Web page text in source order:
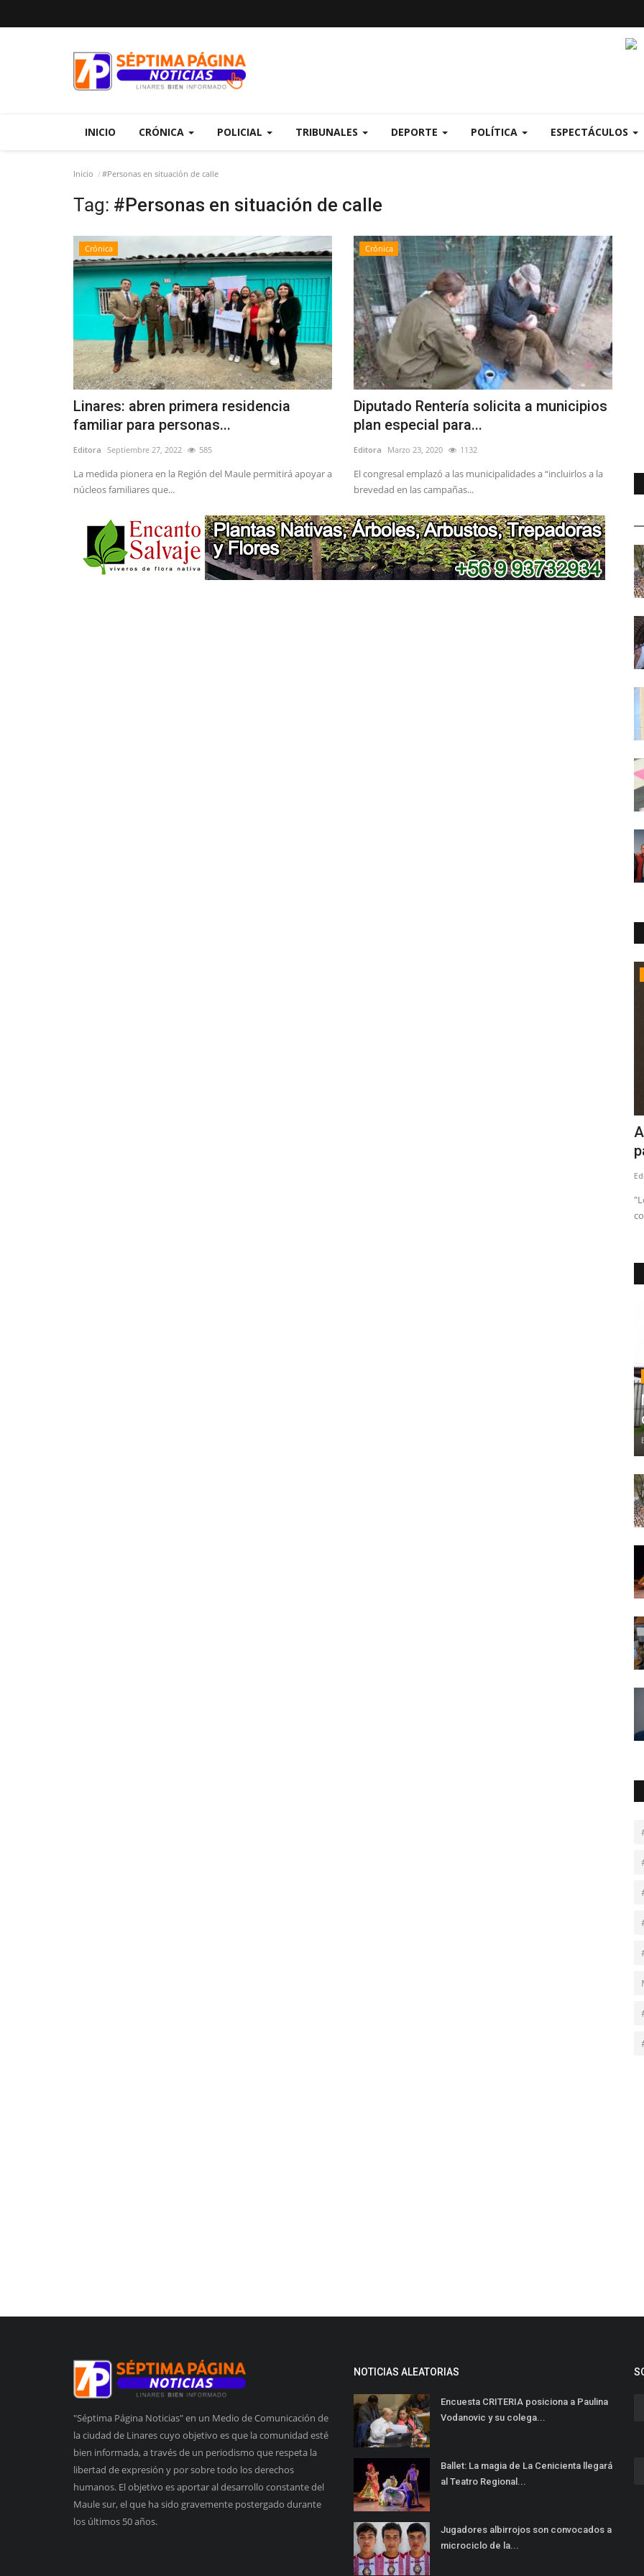
INICIO CRÓNICA POLICIAL TRIBUNALES DEPORTE POLÍTICA ESPECTÁCULOS
Inicio #Personas en situación de calle
Tag: #Personas en situación de calle
Crónica
Linares: abren primera residencia
familiar para personas...
Editora Septiembre 27, 2022 585
La medida pionera en la Región del Maule permitirá apoyar a
núcleos familiares que...
Crónica
Diputado Rentería solicita a municipios
plan especial para...
Editora Marzo 23, 2020 1132
El congresal emplazó a las municipalidades a “incluirlos a la
brevedad en las campañas...
"Séptima Página Noticias" en un Medio de Comunicación de
la ciudad de Linares cuyo objetivo es que la comunidad esté
bien informada, a través de un periodismo que respeta la
libertad de expresión y por sobre todo los derechos
humanos. El objetivo es aportar al desarrollo constante del
Maule sur, el que ha sido gravemente postergado durante
los últimos 50 años.
NOTICIAS ALEATORIAS
Encuesta CRITERIA posiciona a Paulina
Vodanovic y su colega...
Ballet: La magia de La Cenicienta llegará
al Teatro Regional...
Jugadores albirrojos son convocados a
microciclo de la...